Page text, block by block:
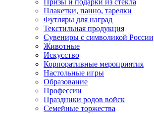
Призы и подарки из стекла
Плакетки, панно, тарелки
Футляры для наград
Текстильная продукция
Сувениры с символикой
Животные
Искусство
Корпоративные мероприятия
Настольные игры
Образование
Профессии
Праздники родов войск
Семейные торжества